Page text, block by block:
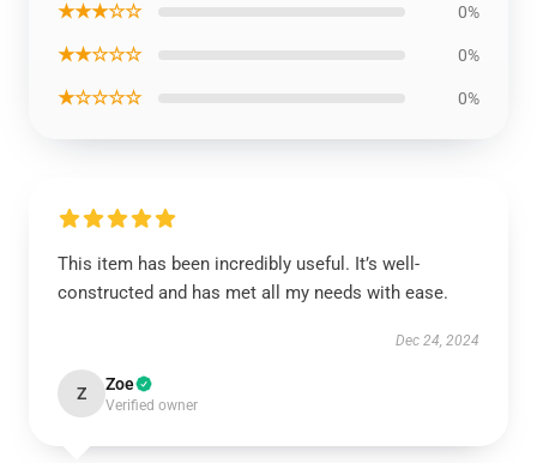
★★★☆☆ 0%
★★☆☆☆ 0%
★☆☆☆☆ 0%
This item has been incredibly useful. It’s well-
constructed and has met all my needs with ease.
Dec 24, 2024
Z Zoe
Verified owner